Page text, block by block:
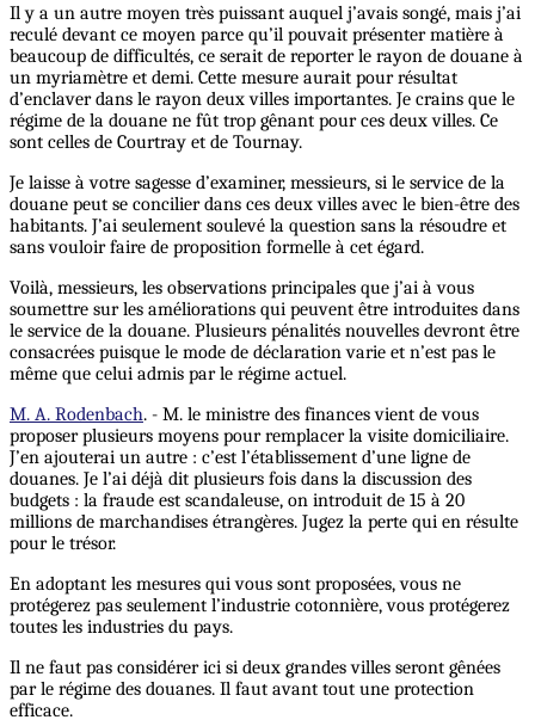
Il y a un autre moyen très puissant auquel j’avais songé, mais j’ai
reculé devant ce moyen parce qu’il pouvait présenter matière à
beaucoup de difficultés, ce serait de reporter le rayon de douane à
un myriamètre et demi. Cette mesure aurait pour résultat
d’enclaver dans le rayon deux villes importantes. Je crains que le
régime de la douane ne fût trop gênant pour ces deux villes. Ce
sont celles de Courtray et de Tournay.
Je laisse à votre sagesse d’examiner, messieurs, si le service de la
douane peut se concilier dans ces deux villes avec le bien-être des
habitants. J’ai seulement soulevé la question sans la résoudre et
sans vouloir faire de proposition formelle à cet égard.
Voilà, messieurs, les observations principales que j’ai à vous
soumettre sur les améliorations qui peuvent être introduites dans
le service de la douane. Plusieurs pénalités nouvelles devront être
consacrées puisque le mode de déclaration varie et n’est pas le
même que celui admis par le régime actuel.
M. A. Rodenbach. - M. le ministre des finances vient de vous
proposer plusieurs moyens pour remplacer la visite domiciliaire.
J’en ajouterai un autre : c’est l’établissement d’une ligne de
douanes. Je l’ai déjà dit plusieurs fois dans la discussion des
budgets : la fraude est scandaleuse, on introduit de 15 à 20
millions de marchandises étrangères. Jugez la perte qui en résulte
pour le trésor.
En adoptant les mesures qui vous sont proposées, vous ne
protégerez pas seulement l’industrie cotonnière, vous protégerez
toutes les industries du pays.
Il ne faut pas considérer ici si deux grandes villes seront gênées
par le régime des douanes. Il faut avant tout une protection
efficace.